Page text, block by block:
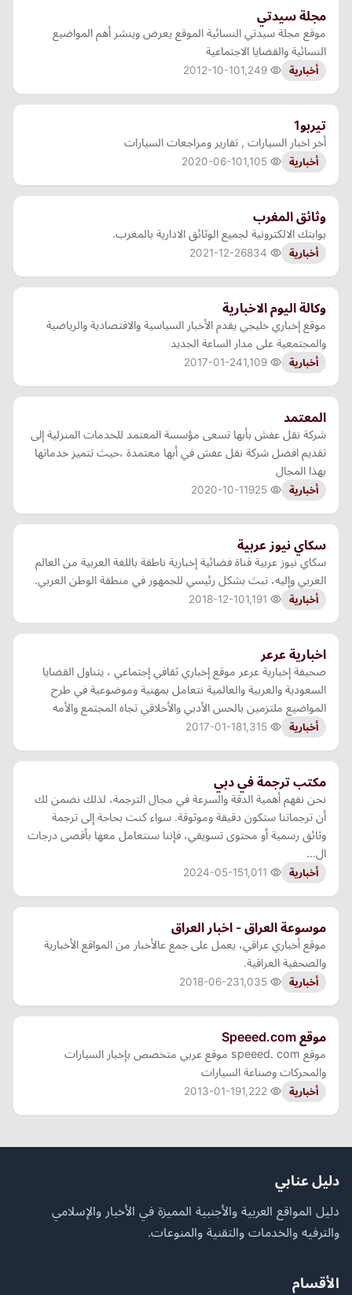
مجلة سيدتي
موقع مجلة سيدتي النسائية الموقع يعرض وينشر أهم المواضيع
النسائية والقضايا الاجتماعية
أخبارية 2012-10-10
تيربو1
أخر اخبار السيارات , تقارير ومراجعات السيارات
أخبارية 2020-06-10
وثائق المغرب
بوابتك الالكترونية لجميع الوثائق الادارية بالمغرب.
أخبارية 2021-12-26
وكالة اليوم الاخبارية
موقع إخباري خليجي يقدم الأخبار السياسية والاقتصادية والرياضية
والمجتمعية على مدار الساعة الجديد
أخبارية 2017-01-24
المعتمد
شركة نقل عفش بأبها تسعى مؤسسة المعتمد للخدمات المنزلية إلى
تقديم افضل شركة نقل عفش في أبها معتمدة ،حيث تتميز خدماتها
بهذا المجال
أخبارية 2020-10-11
سكاي نيوز عربية
سكاي نيوز عربية قناة فضائية إخبارية ناطقة باللغة العربية من العالم
العربي وإليه، تبث بشكل رئيسي للجمهور في منطقة الوطن العربي.
أخبارية 2018-12-10
اخبارية عرعر
صحيفة إخبارية عرعر موقع إخباري ثقافي إجتماعي ، يتناول القضايا
السعودية والعربية والعالمية نتعامل بمهنية وموضوعية في طرح
المواضيع ملتزمين بالحس الأدبي والأخلاقي تجاه المجتمع والأمه
أخبارية 2017-01-18
مكتب ترجمة في دبي
نحن نفهم أهمية الدقة والسرعة في مجال الترجمة، لذلك نضمن لك
أن ترجماتنا ستكون دقيقة وموثوقة. سواء كنت بحاجة إلى ترجمة
وثائق رسمية أو محتوى تسويقي، فإننا سنتعامل معها بأقصى درجات
ال…
أخبارية 2024-05-15
موسوعة العراق - اخبار العراق
موقع أخباري عراقي، يعمل على جمع عالأخبار من المواقع الأخبارية
والصحفية العراقية.
أخبارية 2018-06-23
موقع Speeed.com
موقع speeed. com موقع عربي متخصص بإخبار السيارات
والمحركات وصناعة السيارات
أخبارية 2013-01-19
دليل عنابي
دليل المواقع العربية والأجنبية المميزة في الأخبار والإسلامي
والترفيه والخدمات والتقنية والمنوعات.
الأقسام